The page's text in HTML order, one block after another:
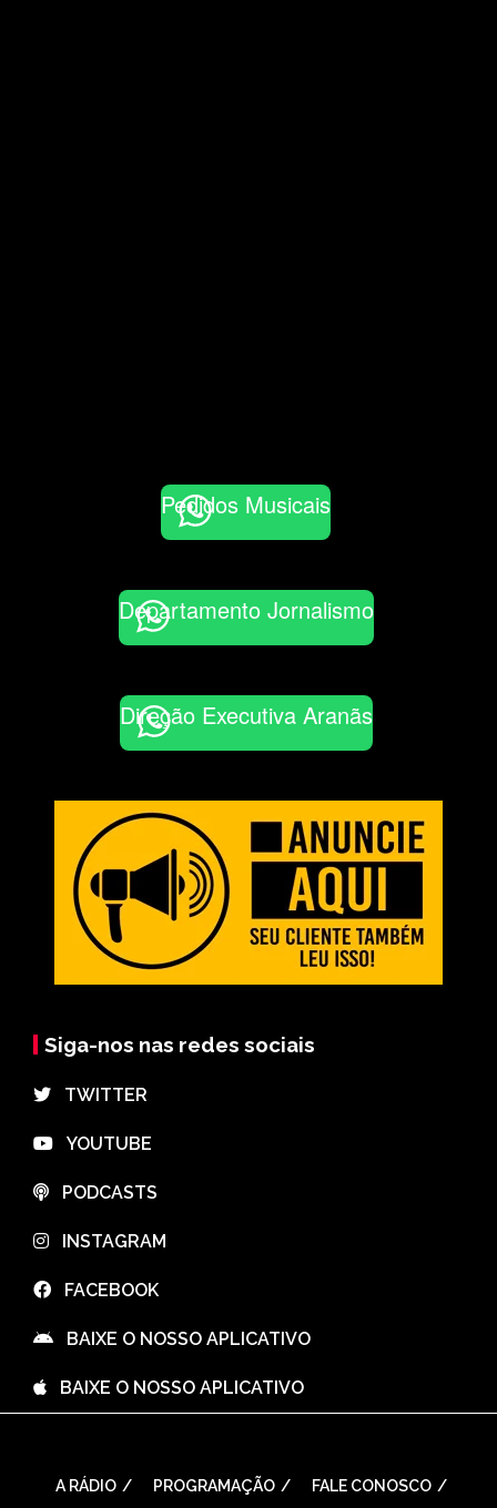
Pedidos Musicais
Departamento Jornalismo
Direção Executiva Aranãs
Siga-nos nas redes sociais
⠀TWITTER
⠀YOUTUBE
⠀PODCASTS
⠀INSTAGRAM
⠀FACEBOOK
⠀BAIXE O NOSSO APLICATIVO
⠀BAIXE O NOSSO APLICATIVO
A RÁDIO PROGRAMAÇÃO FALE CONOSCO